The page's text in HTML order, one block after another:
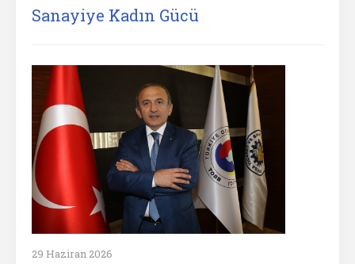
Sanayiye Kadın Gücü
29 Haziran 2026